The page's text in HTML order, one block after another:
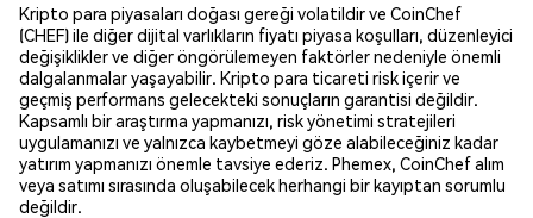
Kripto para piyasaları doğası gereği volatildir ve CoinChef
(CHEF) ile diğer dijital varlıkların fiyatı piyasa koşulları, düzenleyici
değişiklikler ve diğer öngörülemeyen faktörler nedeniyle önemli
dalgalanmalar yaşayabilir. Kripto para ticareti risk içerir ve
geçmiş performans gelecekteki sonuçların garantisi değildir.
Kapsamlı bir araştırma yapmanızı, risk yönetimi stratejileri
uygulamanızı ve yalnızca kaybetmeyi göze alabileceğiniz kadar
yatırım yapmanızı önemle tavsiye ederiz. Phemex, CoinChef alım
veya satımı sırasında oluşabilecek herhangi bir kayıptan sorumlu
değildir.